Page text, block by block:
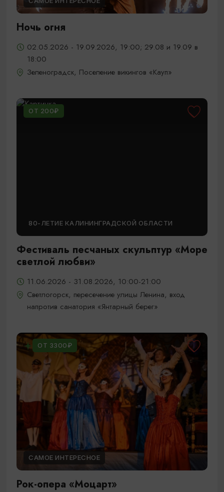
Ночь огня
02.05.2026 - 19.09.2026, 19:00; 29.08 и 19.09 в
18:00
Зеленоградск, Поселение викингов «Кауп»
ОТ 200₽
80-ЛЕТИЕ КАЛИНИНГРАДСКОЙ ОБЛАСТИ
Фестиваль песчаных скульптур «Море
светлой любви»
11.06.2026 - 31.08.2026, 10:00-21:00
Светлогорск, пересечение улицы Ленина, вход
напротив санатория «Янтарный берег»
ОТ 3300₽
САМОЕ ИНТЕРЕСНОЕ
Рок-опера «Моцарт»